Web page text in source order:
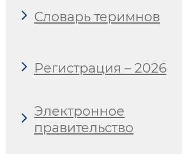
Словарь теримнов
Регистрация – 2026
Электронное
правительство